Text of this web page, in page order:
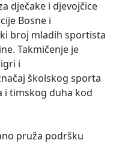
dječake i djevojčice
Bosne i
broj mladih sportista
Takmičenje je
i
školskog sporta
i timskog duha kod
pruža podršku